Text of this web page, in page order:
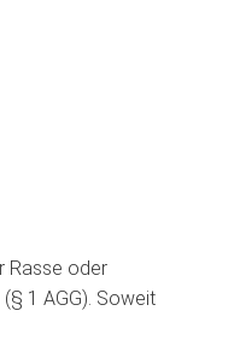
Rasse oder
1 AGG). Soweit